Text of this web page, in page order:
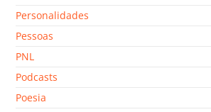
Personalidades
Pessoas
PNL
Podcasts
Poesia